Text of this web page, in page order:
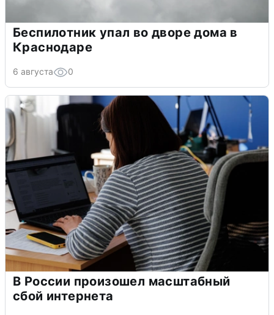
Беспилотник упал во дворе дома в
Краснодаре
6 августа 0
В России произошел масштабный
сбой интернета